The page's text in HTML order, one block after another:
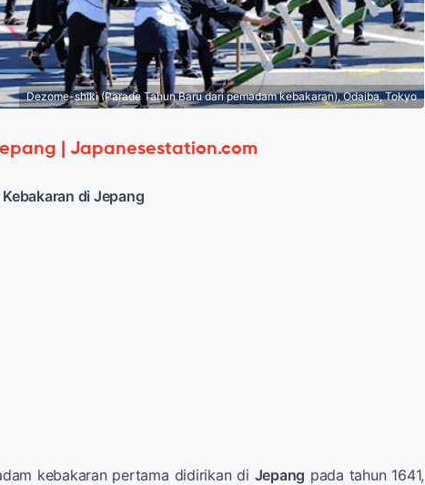
Dezome-shiki (Parade Tahun Baru dari pemadam kebakaran), Odaiba, Tokyo
| Japanesestation.com
Kebakaran di Jepang
kebakaran pertama didirikan di Jepang pada tahun 1641,